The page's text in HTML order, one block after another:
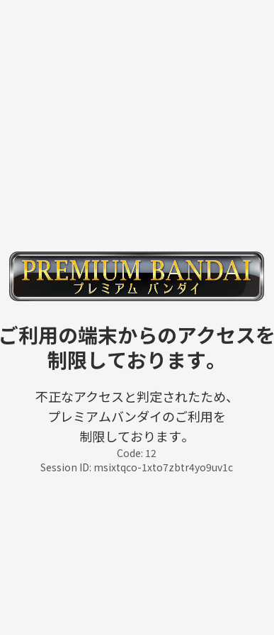
ご利用の端末からのアクセスを
制限しております。
不正なアクセスと判定されたため、
プレミアムバンダイのご利用を
制限しております。
Code: 12
Session ID: msixtqco-1xto7zbtr4yo9uv1c